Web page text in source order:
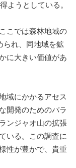
ようとしている。
こでは森林地域の
られ、同地域を鉱
に大きい価値があ
域にかかるアセス
開発のためのパラ
ンジャオ山の拡張
いる。この調査に
性が豊かで、貴重